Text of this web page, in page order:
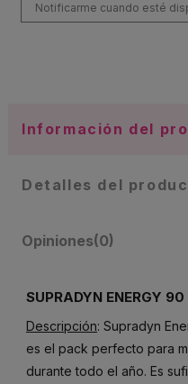
Información del
Detalles del
Opiniones(0)
SUPRADYN ENERGY
Descripción: Supradyn
es el pack perfecto para
durante todo el año. Es